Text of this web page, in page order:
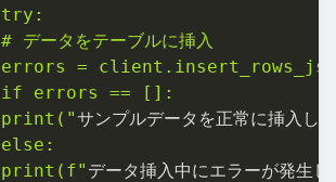
try:
# データをテーブルに挿入
errors =
if errors == []:
print("サンプルデータを正常に挿入し
else:
print(f" データ挿入中にエラーが発